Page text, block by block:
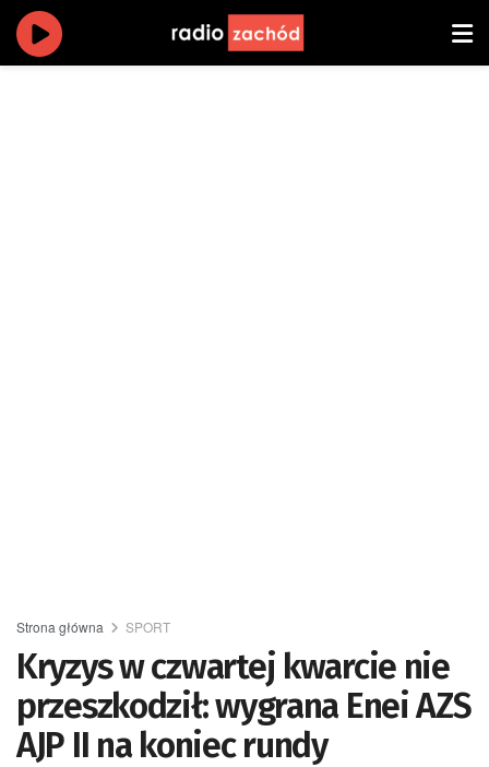
Strona główna SPORT
Kryzys w czwartej kwarcie nie
przeszkodził: wygrana Enei AZS
AJP II na koniec rundy